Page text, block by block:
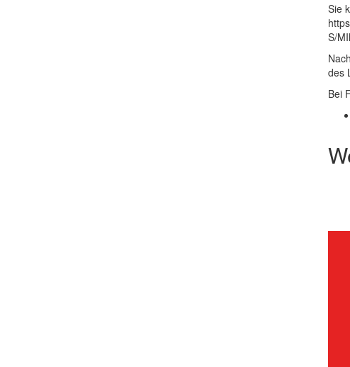
Sie
S/
des
Bei